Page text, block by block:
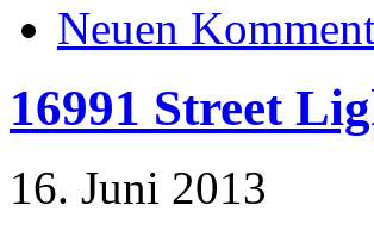
Neuen
16991 Street
16. Juni 2013